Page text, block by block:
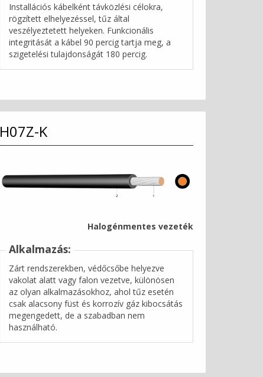
Installációs kábelként távközlési célokra,
rögzített elhelyezéssel, tűz által
veszélyeztetett helyeken. Funkcionális
integritását a kábel 90 percig tartja meg, a
szigetelési tulajdonságát 180 percig.
H07Z-K
Halogénmentes vezeték
Alkalmazás:
Zárt rendszerekben, védőcsőbe helyezve
vakolat alatt vagy falon vezetve, különösen
az olyan alkalmazásokhoz, ahol tűz esetén
csak alacsony füst és korrozív gáz kibocsátás
megengedett, de a szabadban nem
használható.